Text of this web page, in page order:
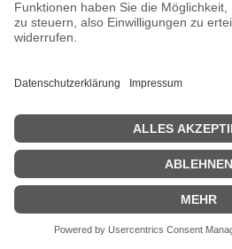
Jetzt ab 79 € mtl.